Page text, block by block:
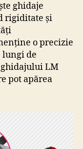
ghidaje
rigiditate și
o precizie
lungi de
LM
pot apărea